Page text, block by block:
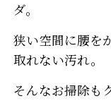
ダ。
狭い空間に腰を
取れない汚れ。
そんなお掃除も